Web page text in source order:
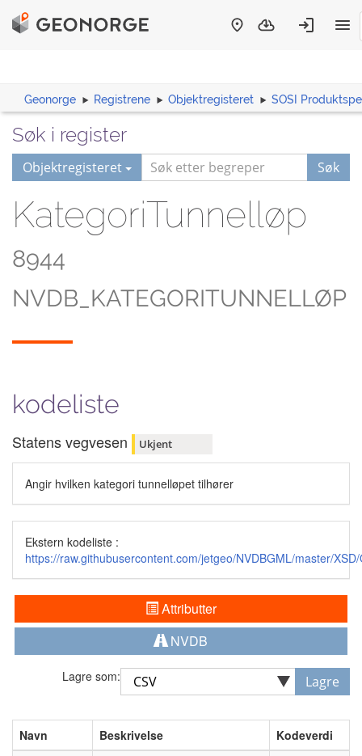
Geonorge Registrene Objektregisteret SOSI
Søk i register
Objektregisteret Søk
KategoriTunnelløp
8944
NVDB_KATEGORITUNNELLØP
kodeliste
Statens vegvesen Ukjent
Angir hvilken kategori tunnelløpet tilhører
Ekstern kodeliste :
https://raw.githubusercontent.com/jetgeo/NVDBGML/master/
Attributter
NVDB
Lagre som: Lagre
Navn Beskrivelse
Kodeverdi